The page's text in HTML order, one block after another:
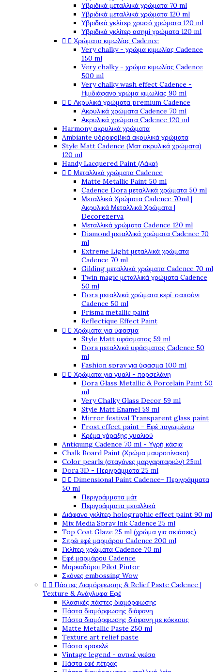
Υβριδικά μεταλλικά χρώματα 70 ml
Υβριδικά μεταλλικά χρώματα 120 ml
Υβριδικά γκλίτερ χρυσό χρώματα 120 ml
Υβριδικά γκλίτερ ασημί χρώματα 120 ml
  Χρώματα κιμωλίας Cadence
Very chalky - χρώμα κιμωλίας Cadence
150 ml
Very chalky - χρώμα κιμωλίας Cadence
500 ml
Very chalky wash effect Cadence -
Ημιδιάφανο χρώμα κιμωλίας 90 ml
  Ακρυλικά χρώματα premium Cadence
Ακρυλικά χρώματα Cadence 70 ml
Ακρυλικά χρώματα Cadence 120 ml
Harmony ακρυλικά χρώματα
Ambiante υδροφοβικά ακρυλικά χρώματα
Style Matt Cadence (Ματ ακρυλικά χρώματα)
120 ml
Handy Lacquered Paint (Λάκα)
  Μεταλλικά χρώματα Cadence
Matte Metallic Paint 50 ml
Cadence Dora μεταλλικά χρώματα 50 ml
Μεταλλικά Χρώματα Cadence 70ml |
Ακρυλικά Μεταλλικά Χρώματα |
Decorezerva
Μεταλλικά χρώματα Cadence 120 ml
Diamond μεταλλικά χρώματα Cadence 70
ml
Extreme Light μεταλλικά χρώματα
Cadence 70 ml
Gilding μεταλλικά χρώματα Cadence 70 ml
Twin magic μεταλλικά χρώματα Cadence
50 ml
Dora μεταλλικά χρώματα κερί-σαπούνι
Cadence 50 ml
Prisma metallic paint
Reflectique Effect Paint
  Χρώματα για ύφασμα
Style Matt υφάσματος 59 ml
Dora μεταλλικά υφάσματος Cadence 50
ml
Fashion spray για ύφασμα 100 ml
  Χρώματα για γυαλί - πορσελάνη
Dora Glass Metallic & Porcelain Paint 50
ml
Very Chalky Glass Decor 59 ml
Style Matt Enamel 59 ml
Mirror festival Transparent glass paint
Frost effect paint - Εφέ παγωμένου
Κρέμα χάραξης γυαλιού
Antiquing Cadence 70 ml - Υγρή κάσια
Chalk Board Paint (Χρώμα μαυροπίνακα)
Color pearls (σταγόνες μαργαριταριών) 25ml
Dora 3D - Περιγράμματα 25 ml
  Dimensional Paint Cadence- Περιγράμματα
50 ml
Περιγράμματα μάτ
Περιγράμματα μεταλλικά
Διάφανο γκλίτερ holographic effect paint 90 ml
Mix Media Spray Ink Cadence 25 ml
Top Coat Glaze 25 ml (χρώμα για σκιάσεις)
Σπρέι εφέ μαρμάρου Cadence 200 ml
Γκλίτερ χρώματα Cadence 70 ml
Εφέ μαρμάρου Cadence
Μαρκαδόροι Pilot Pintor
Σκόνες embossing Wow
  Πάστες Διαμόρφωσης & Relief Paste Cadence |
Texture & Ανάγλυφα Εφέ
Κλασικές πάστες διαμόρφωσης
Πάστα διαμόρφωσης διάφανη
Πάστα διαμόρφωσης διάφανη με κόκκους
Matte Metallic Paste 250 ml
Texture art relief paste
Πάστα κρακελέ
Vintage legend - αντικέ γκέσο
Πάστα εφέ πέτρας